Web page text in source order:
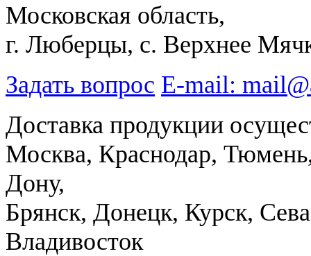
Московская область,
г. Люберцы, с. Верхнее
Задать вопрос E-mail:
Доставка продукции
Москва, Краснодар,
Дону,
Брянск, Донецк, Курск,
Владивосток